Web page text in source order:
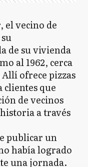
el vecino de
de su vivienda
al 1962, cerca
ofrece pizzas
clientes que
de vecinos
a través
publicar un
había logrado
una jornada.